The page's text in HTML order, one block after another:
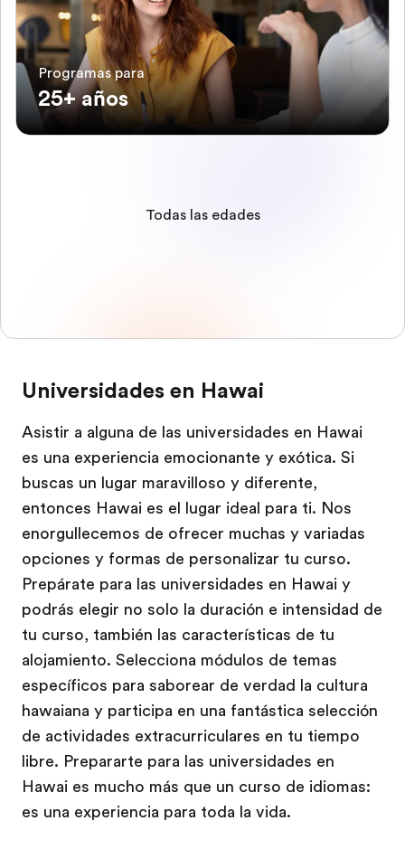
Programas para
25+ años
Todas las edades
Universidades en Hawai
Asistir a alguna de las universidades en Hawai
es una experiencia emocionante y exótica. Si
buscas un lugar maravilloso y diferente,
entonces Hawai es el lugar ideal para ti. Nos
enorgullecemos de ofrecer muchas y variadas
opciones y formas de personalizar tu curso.
Prepárate para las universidades en Hawai y
podrás elegir no solo la duración e intensidad de
tu curso, también las características de tu
alojamiento. Selecciona módulos de temas
específicos para saborear de verdad la cultura
hawaiana y participa en una fantástica selección
de actividades extracurriculares en tu tiempo
libre. Prepararte para las universidades en
Hawai es mucho más que un curso de idiomas:
es una experiencia para toda la vida.